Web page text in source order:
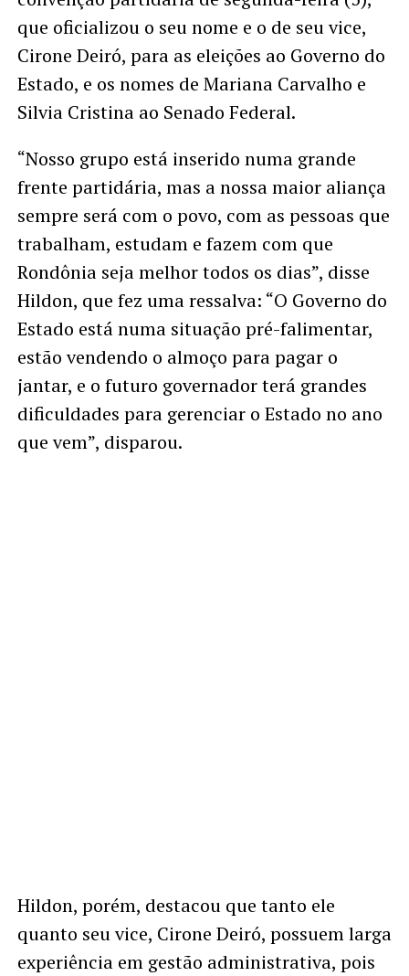
que oficializou o seu nome e o de seu vice,
Cirone Deiró, para as eleições ao Governo do
Estado, e os nomes de Mariana Carvalho e
Silvia Cristina ao Senado Federal.
“Nosso grupo está inserido numa grande
frente partidária, mas a nossa maior aliança
sempre será com o povo, com as pessoas que
trabalham, estudam e fazem com que
Rondônia seja melhor todos os dias”, disse
Hildon, que fez uma ressalva: “O Governo do
Estado está numa situação pré-falimentar,
estão vendendo o almoço para pagar o
jantar, e o futuro governador terá grandes
dificuldades para gerenciar o Estado no ano
que vem”, disparou.
Hildon, porém, destacou que tanto ele
quanto seu vice, Cirone Deiró, possuem larga
experiência em gestão administrativa, pois